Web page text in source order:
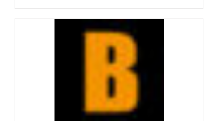
(0)
Spécialité vaudoises(3)